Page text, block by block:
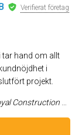
Verifierat företag
tar hand om allt
i
projekt.
Kommunikation var utmärkt under hela projektet. Jag kan varmt rekommendera Royal Construction Design! Ett stort tack för ett fanatiskt jobb!